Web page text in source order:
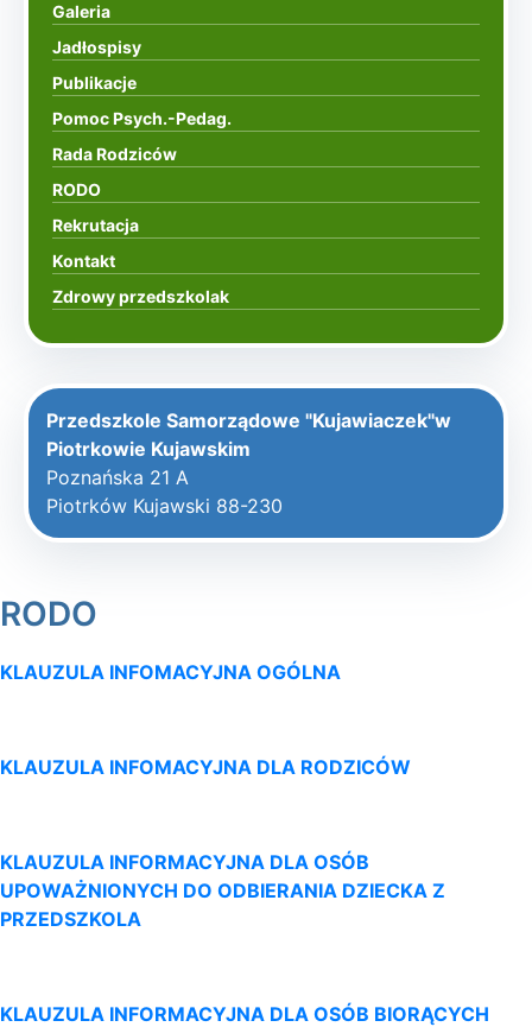
Galeria
Jadłospisy
Publikacje
Pomoc Psych.-Pedag.
Rada Rodziców
RODO
Rekrutacja
Kontakt
Zdrowy przedszkolak
Przedszkole Samorządowe "Kujawiaczek"w
Piotrkowie Kujawskim
Poznańska 21 A
Piotrków Kujawski 88-230
RODO
KLAUZULA INFOMACYJNA OGÓLNA
KLAUZULA INFOMACYJNA DLA RODZICÓW
KLAUZULA INFORMACYJNA DLA OSÓB
UPOWAŻNIONYCH DO ODBIERANIA DZIECKA Z
PRZEDSZKOLA
KLAUZULA INFORMACYJNA DLA OSÓB BIORĄCYCH